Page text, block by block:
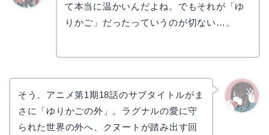
て本当に温かいんだよね。でもそれが「ゆ
りかご」だったっていうのが切ない…。
そう、アニメ第1期18話のサブタイトルがま
さに「ゆりかごの外」。ラグナルの愛に守
られた世界の外へ、クヌートが踏み出す回